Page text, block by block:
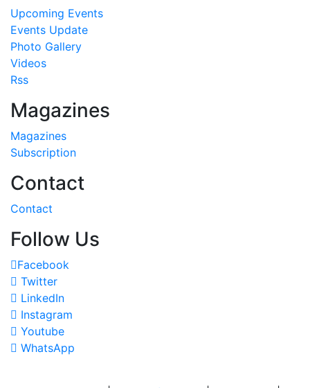
Upcoming Events
Events Update
Photo Gallery
Videos
Rss
Magazines
Magazines
Subscription
Contact
Contact
Follow Us
Facebook
Twitter
LinkedIn
Instagram
Youtube
WhatsApp